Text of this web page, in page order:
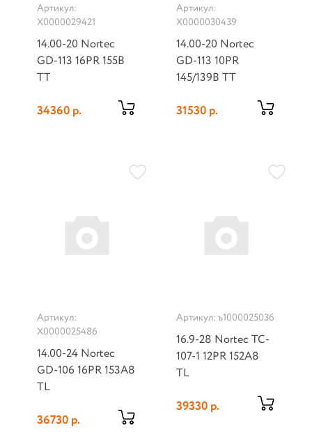
Артикул:
Х0000029421
14.00-20 Nortec
GD-113 16PR 155B
TT
34360 р.
Артикул:
Х0000030439
14.00-20 Nortec
GD-113 10PR
145/139B TT
31530 р.
Артикул:
Х0000025486
14.00-24 Nortec
GD-106 16PR 153A8
TL
36730 р.
Артикул: ъ1000025036
16.9-28 Nortec TC-
107-1 12PR 152A8
TL
39330 р.